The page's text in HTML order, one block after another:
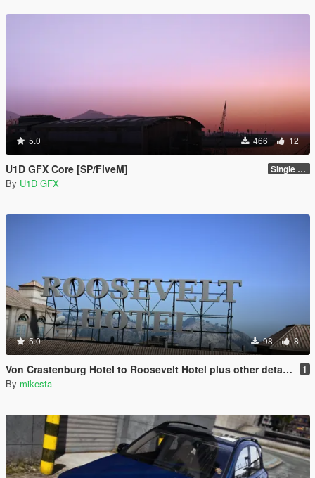
5.0 466 12
U1D GFX Core [SP/FiveM] Single Player 1.0.0
By U1D GFX
5.0 98 8
Von Crastenburg Hotel to Roosevelt Hotel plus other details 1
By mikesta